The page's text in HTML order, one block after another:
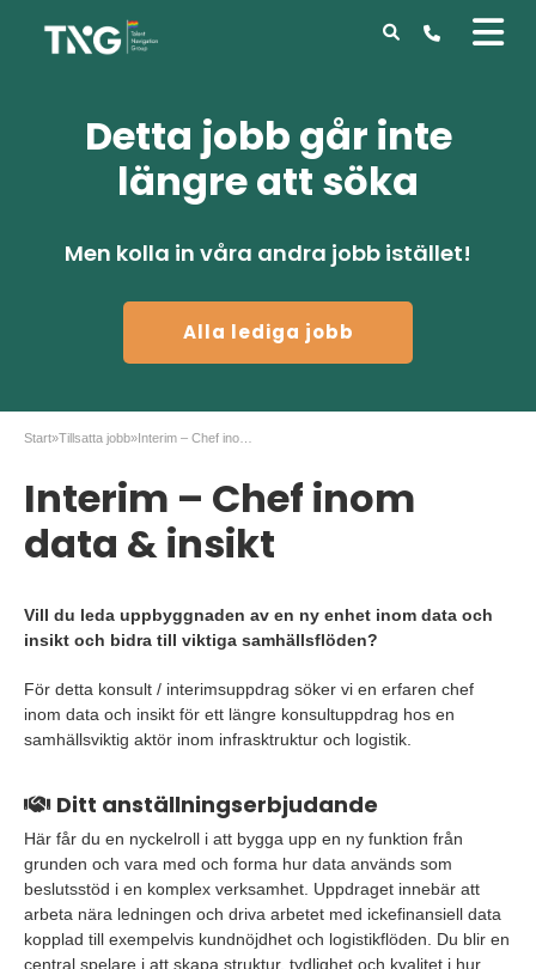
Detta jobb går inte
längre att söka
Men kolla in våra andra jobb istället!
Alla lediga jobb
Start»Tillsatta jobb»
Interim – Chef inom
data & insikt
Vill du leda uppbyggnaden av en ny enhet inom data och
insikt och bidra till viktiga samhällsflöden?
För detta konsult / interimsuppdrag söker vi en erfaren chef
inom data och insikt för ett längre konsultuppdrag hos en
samhällsviktig aktör inom infrasktruktur och logistik.
Ditt anställningserbjudande
Här får du en nyckelroll i att bygga upp en ny funktion från
grunden och vara med och forma hur data används som
beslutsstöd i en komplex verksamhet. Uppdraget innebär att
arbeta nära ledningen och driva arbetet med ickefinansiell data
kopplad till exempelvis kundnöjdhet och logistikflöden. Du blir en
central spelare i att skapa struktur, tydlighet och kvalitet i hur